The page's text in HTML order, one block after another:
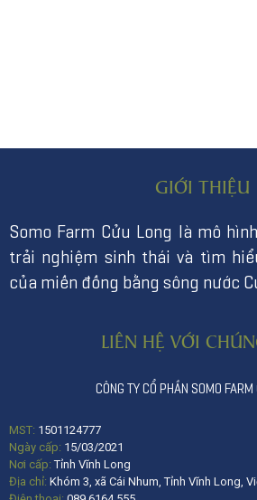
GIỚI THIỆU
Somo Farm Cửu Long là mô
trải nghiệm sinh thái và tìm
của miền đồng bằng sông nước
LIÊN HỆ VỚI
CÔNG TY CỔ PHẦN SOMO
MST: 1501124777
Ngày cấp: 15/03/2021
Nơi cấp:Tỉnh Vĩnh Long
Địa chỉ: Khóm 3, xã Cái Nhum, Tỉnh Vĩnh Long,